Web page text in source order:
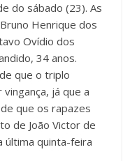
do sábado (23). As
Henrique dos
Ovídio dos
34 anos.
que o triplo
já que a
que os rapazes
de João Victor de
última quinta-feira